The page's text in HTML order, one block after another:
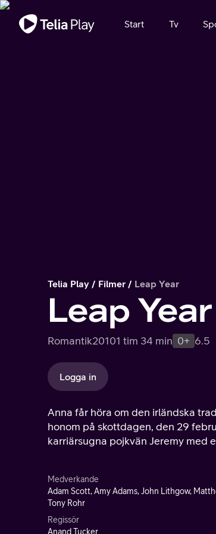
Viktigt meddelande
Start Tv
Telia Play Filmer Leap Year
Leap Year
Romantik20101 tim 34 min 0+ 6.5
Logga in
Anna får höra om den irländska
honom på skottdagen, den 29
karriärsugna pojkvän Jeremy med
Medverkande
Adam Scott, Amy Adams, John Lithgow,
Tony Rohr
Regissör
Anand Tucker